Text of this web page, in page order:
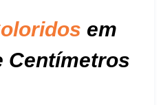
em
Centímetros